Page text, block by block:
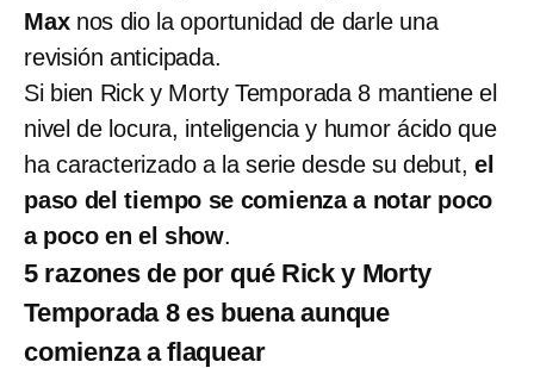
Maxnos dio la oportunidad de darle una
revisión anticipada.
Si bien Rick y Morty Temporada 8 mantiene el
nivel de locura, inteligencia y humor ácido que
ha caracterizado a la serie desde su debut, el
paso del tiempo se comienza a notar poco
a poco en el show.
5 razones de por qué Rick y Morty
Temporada 8 es buena aunque
comienza a flaquear